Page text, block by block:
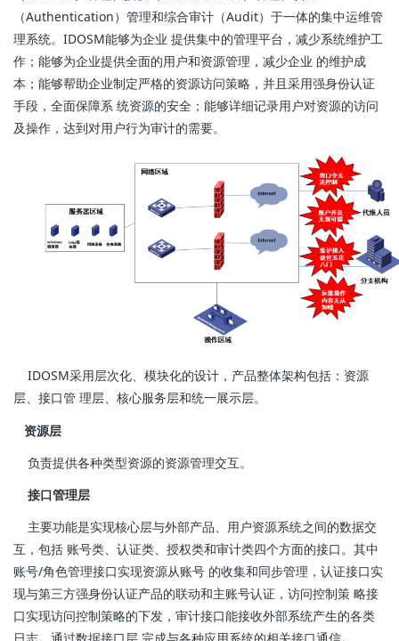
（Authentication）管理和综合审计（Audit）于一体的集中运维管
理系统。IDOSM能够为企业 提供集中的管理平台，减少系统维护工
作；能够为企业提供全面的用户和资源管理，减少企业 的维护成
本；能够帮助企业制定严格的资源访问策略，并且采用强身份认证
手段，全面保障系 统资源的安全；能够详细记录用户对资源的访问
及操作，达到对用户行为审计的需要。
IDOSM采用层次化、模块化的设计，产品整体架构包括：资源
层、接口管 理层、核心服务层和统一展示层。
资源层
负责提供各种类型资源的资源管理交互。
接口管理层
主要功能是实现核心层与外部产品、用户资源系统之间的数据交
互，包括 账号类、认证类、授权类和审计类四个方面的接口。其中
账号/角色管理接口实现资源从账号 的收集和同步管理，认证接口实
现与第三方强身份认证产品的联动和主账号认证，访问控制策 略接
口实现访问控制策略的下发，审计接口能接收外部系统产生的各类